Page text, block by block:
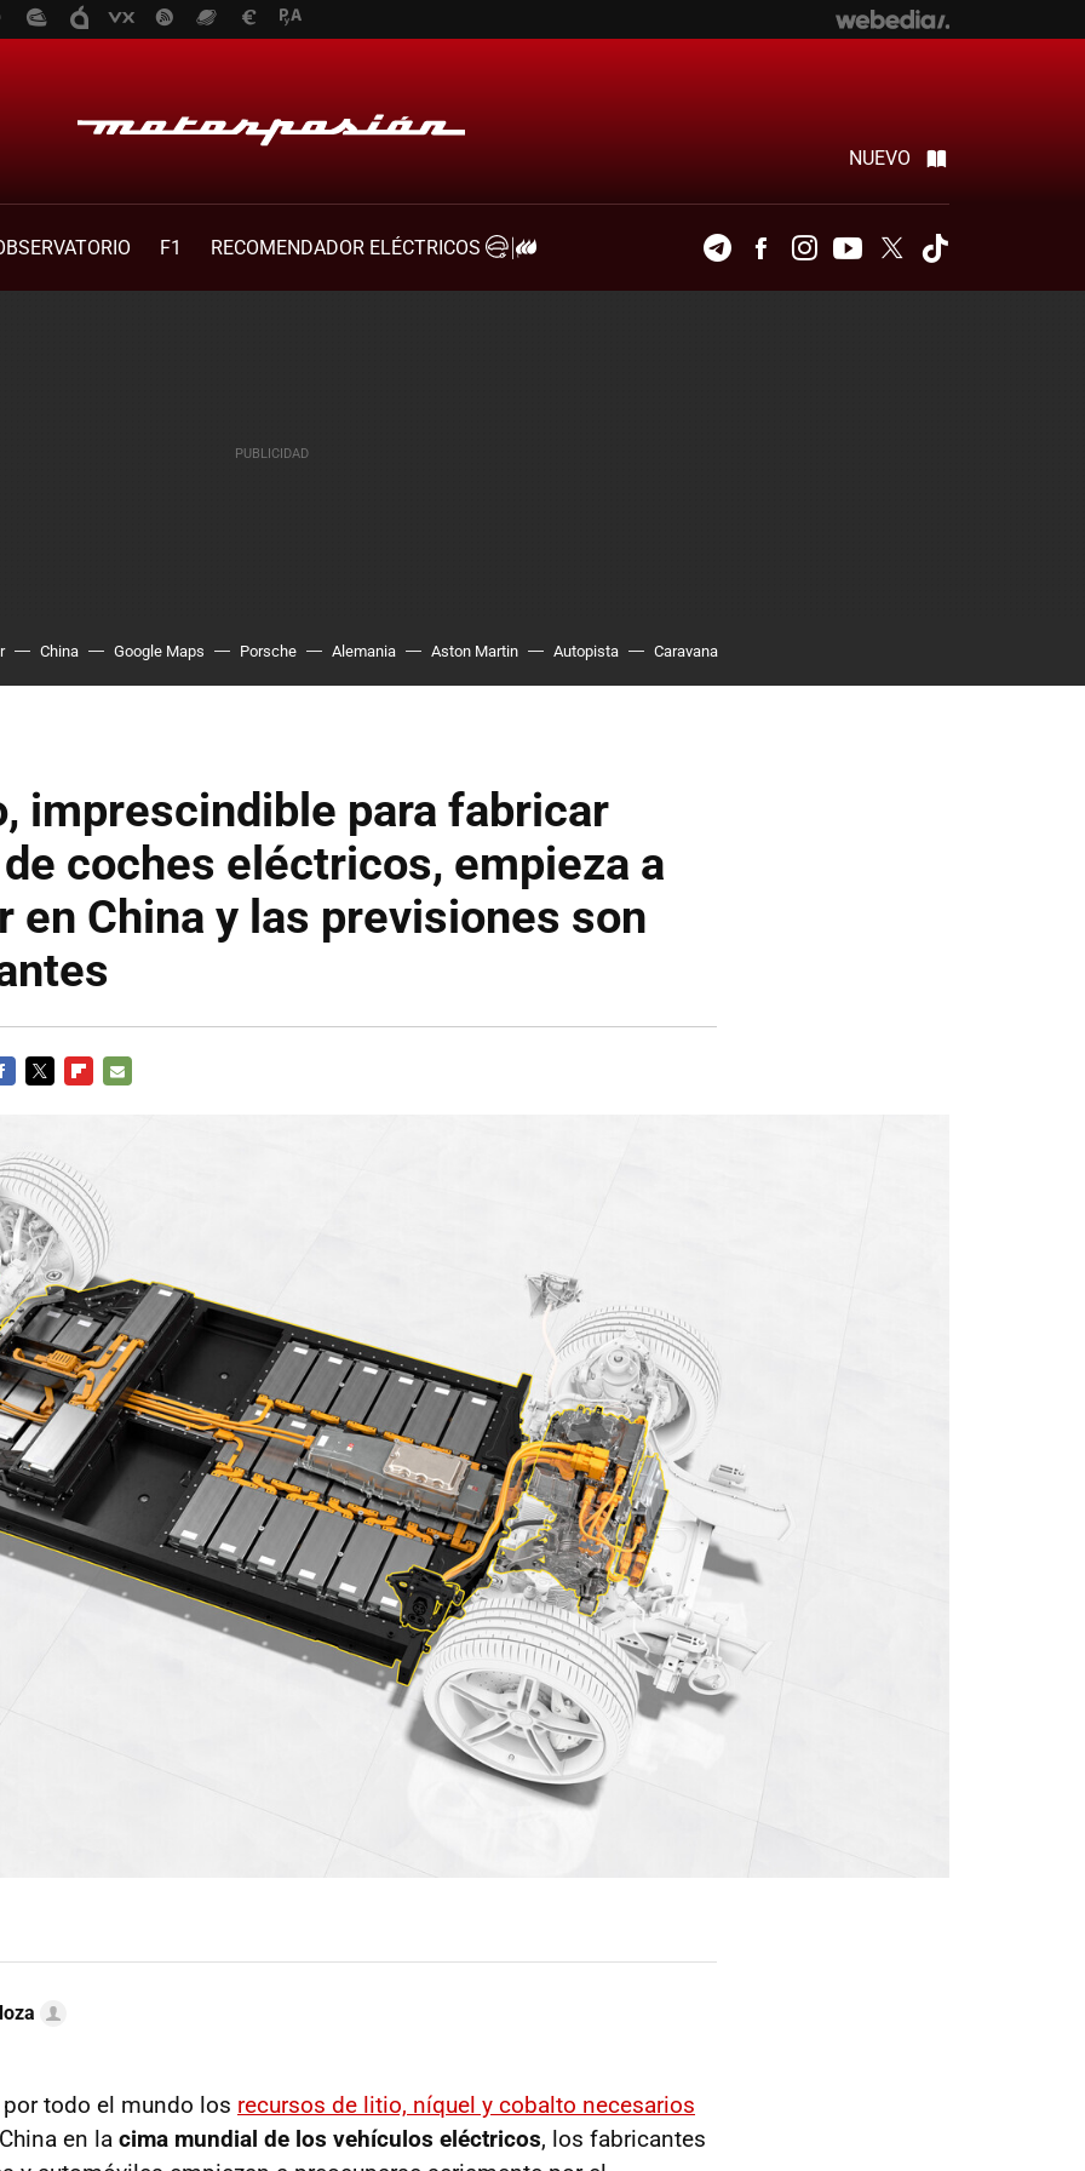
NUEVO
F1 RECOMENDADOR ELÉCTRICOS TelegramFacebookInstagramYoutubeTwitter
China Google Maps Porsche Alemania Aston Martin Autopista Caravana
imprescindible para fabricar
coches eléctricos, empieza a
en China y las previsiones son
todo el mundo los recursos de litio, níquel y cobalto necesarios
en la cima mundial de los vehículos eléctricos, los fabricantes